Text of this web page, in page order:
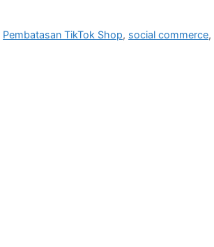
Pembatasan TikTok Shop, social commerce,